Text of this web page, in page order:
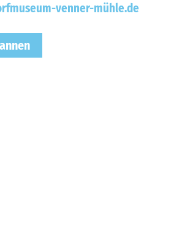
venner-mühle.de